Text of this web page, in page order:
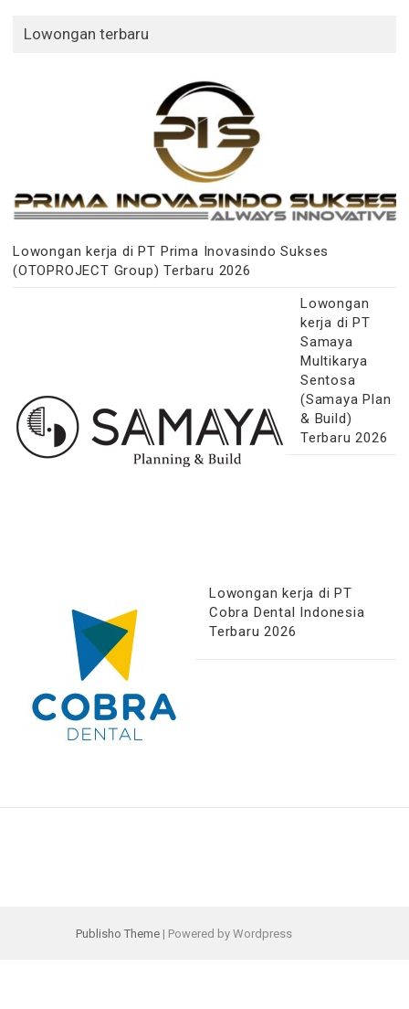
Lowongan terbaru
Lowongan kerja di PT Prima Inovasindo Sukses
(OTOPROJECT Group) Terbaru 2026
Lowongan
kerja di PT
Samaya
Multikarya
Sentosa
(Samaya Plan
& Build)
Terbaru 2026
Lowongan kerja di PT
Cobra Dental Indonesia
Terbaru 2026
Publisho Theme | Powered by Wordpress